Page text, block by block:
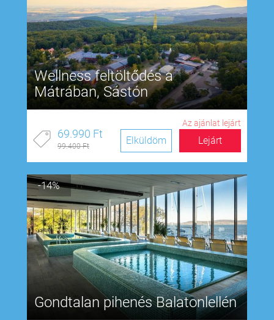
Wellness feltöltődés a
Mátrában, Sástón
Az ajánlat lejárt
69.990 Ft
99.400 Ft Lejárt
Elküldöm
-14%
Gondtalan pihenés Balatonlellén